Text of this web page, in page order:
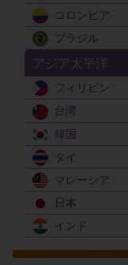
コロンビア
ブラジル
アジア太平洋
フィリピン
台湾
韓国
タイ
マレーシア
日本
インド